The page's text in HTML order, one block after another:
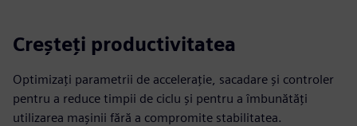
Creșteți productivitatea
Optimizați parametrii de accelerație, sacadare și controler
pentru a reduce timpii de ciclu și pentru a îmbunătăți
utilizarea mașinii fără a compromite stabilitatea.